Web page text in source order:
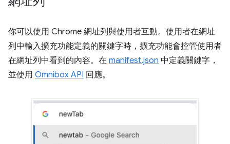
你可以使用 Chrome 網址列與使用者互動。使用者在網址
列中輸入擴充功能定義的關鍵字時，擴充功能會控管使用者
在網址列中看到的內容。在 manifest.json 中定義關鍵字，
並使用 Omnibox API 回應。